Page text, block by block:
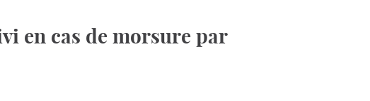
en cas de morsure par